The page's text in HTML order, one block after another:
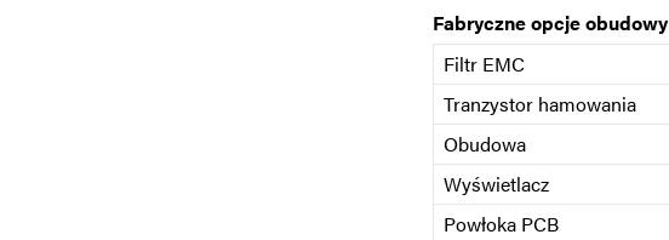
Fabryczne opcje obudowy
Filtr EMC
Tranzystor hamowania
Obudowa
Wyświetlacz
Powłoka PCB